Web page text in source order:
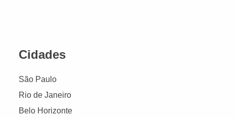
Cidades
São Paulo
Rio de Janeiro
Belo Horizonte